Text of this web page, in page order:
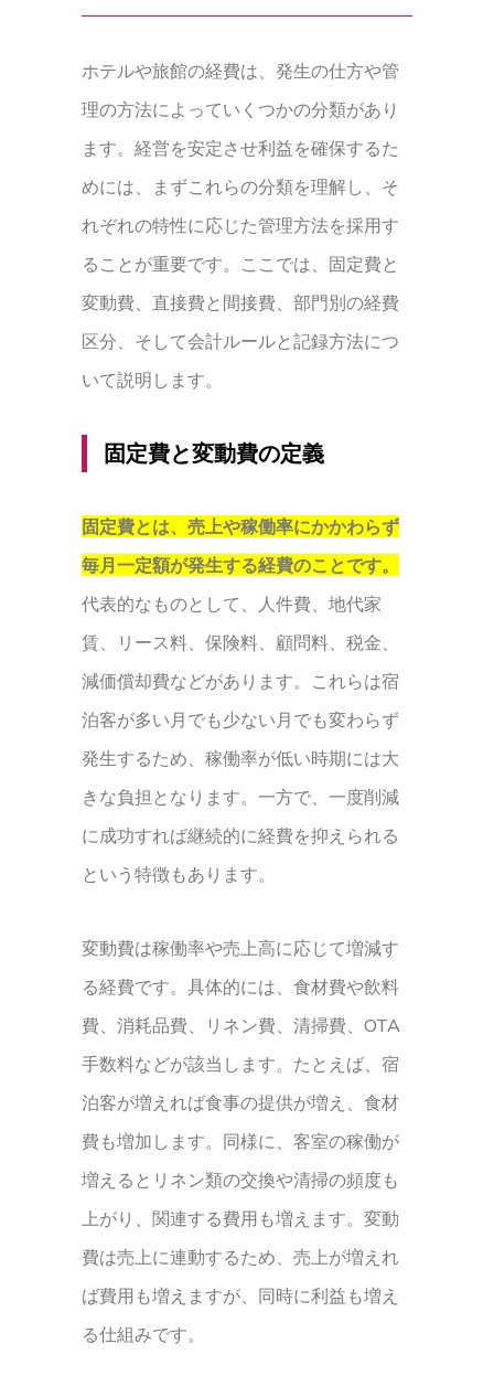
ホテルや旅館の経費は、発生の仕方や管
理の方法によっていくつかの分類があり
ます。経営を安定させ利益を確保するた
めには、まずこれらの分類を理解し、そ
れぞれの特性に応じた管理方法を採用す
ることが重要です。ここでは、固定費と
変動費、直接費と間接費、部門別の経費
区分、そして会計ルールと記録方法につ
いて説明します。
固定費と変動費の定義
固定費とは、売上や稼働率にかかわらず
毎月一定額が発生する経費のことです。
代表的なものとして、人件費、地代家
賃、リース料、保険料、顧問料、税金、
減価償却費などがあります。これらは宿
泊客が多い月でも少ない月でも変わらず
発生するため、稼働率が低い時期には大
きな負担となります。一方で、一度削減
に成功すれば継続的に経費を抑えられる
という特徴もあります。
変動費は稼働率や売上高に応じて増減す
る経費です。具体的には、食材費や飲料
費、消耗品費、リネン費、清掃費、OTA
手数料などが該当します。たとえば、宿
泊客が増えれば食事の提供が増え、食材
費も増加します。同様に、客室の稼働が
増えるとリネン類の交換や清掃の頻度も
上がり、関連する費用も増えます。変動
費は売上に連動するため、売上が増えれ
ば費用も増えますが、同時に利益も増え
る仕組みです。